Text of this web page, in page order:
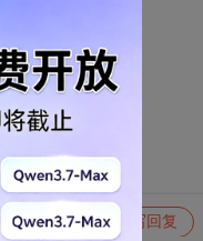
写回复